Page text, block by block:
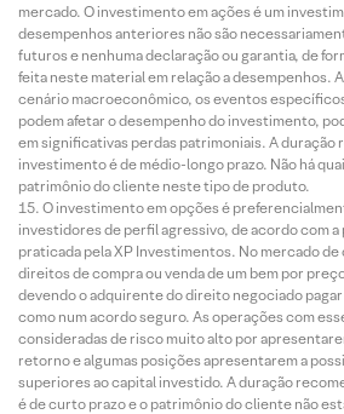
mercado. O investimento em ações é um
desempenhos anteriores não são
futuros e nenhuma declaração ou garantia, de
feita neste material em relação a desempenhos.
cenário macroeconômico, os eventos
podem afetar o desempenho do investimento,
em significativas perdas patrimoniais. A duração
investimento é de médio-longo prazo. Não há
patrimônio do cliente neste tipo de produto.
O investimento em opções é
investidores de perfil agressivo, de acordo com
praticada pela XP Investimentos. No mercado
direitos de compra ou venda de um bem por
devendo o adquirente do direito negociado
como num acordo seguro. As operações com
consideradas de risco muito alto por
retorno e algumas posições apresentarem a
superiores ao capital investido. A duração
é de curto prazo e o patrimônio do cliente não